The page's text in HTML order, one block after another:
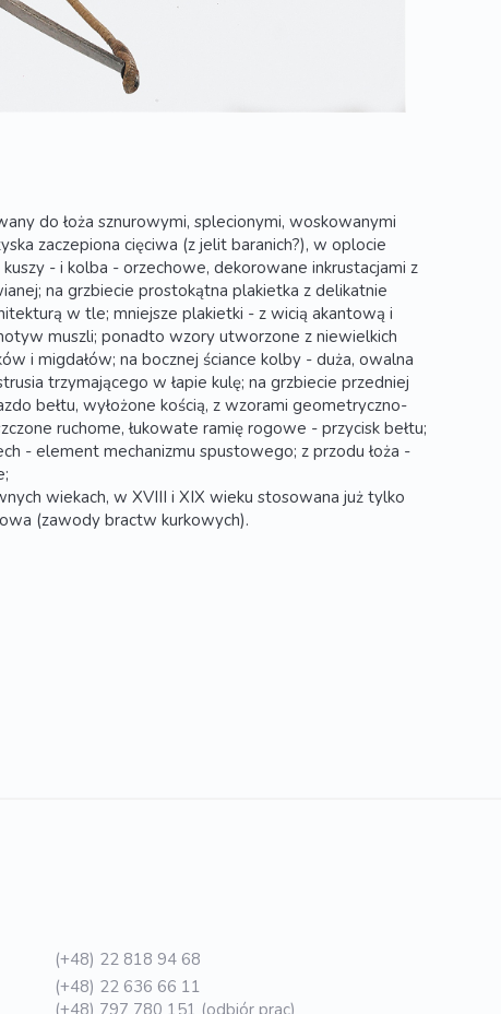
do łoża sznurowymi, splecionymi, woskowanymi
zaczepiona cięciwa (z jelit baranich?), w oplocie
- i kolba - orzechowe, dekorowane inkrustacjami z
na grzbiecie prostokątna plakietka z delikatnie
w tle; mniejsze plakietki - z wicią akantową i
muszli; ponadto wzory utworzone z niewielkich
i migdałów; na bocznej ściance kolby - duża, owalna
trzymającego w łapie kulę; na grzbiecie przedniej
bełtu, wyłożone kością, z wzorami geometryczno-
ruchome, łukowate ramię rogowe - przycisk bełtu;
- element mechanizmu spustowego; z przodu łoża -
wiekach, w XVIII i XIX wieku stosowana już tylko
(zawody bractw kurkowych).
(+48) 22 818 94 68
(+48) 22 636 66 11
(+48) 797 780 151 (odbiór prac)